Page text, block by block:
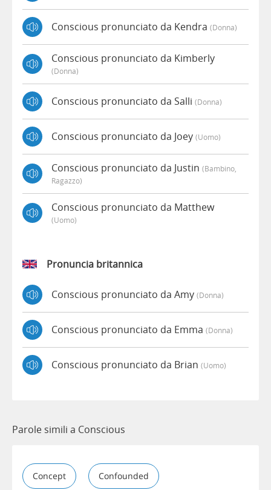
Conscious pronunciato da Kendra (donna)
Conscious pronunciato da Kimberly
(donna)
Conscious pronunciato da Salli (donna)
Conscious pronunciato da Joey (uomo)
Conscious pronunciato da Justin (bambino,
Ragazzo)
Conscious pronunciato da Matthew
(uomo)
Pronuncia britannica
Conscious pronunciato da Amy (donna)
Conscious pronunciato da Emma (donna)
Conscious pronunciato da Brian (uomo)
Parole simili a Conscious
Concept Confounded